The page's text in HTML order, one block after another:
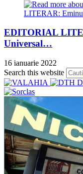
EDITORIAL
Universal…
16 ianuarie 2022
Search this website